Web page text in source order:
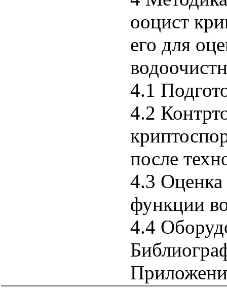
ооцист
его для
4.1
4.2
после
4.3 Оценка
функции
4.4